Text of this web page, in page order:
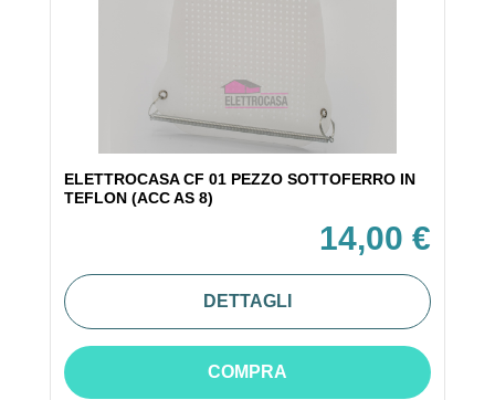
ELETTROCASA CF 01 PEZZO SOTTOFERRO IN
TEFLON (ACC AS 8)
14,00 €
DETTAGLI
COMPRA